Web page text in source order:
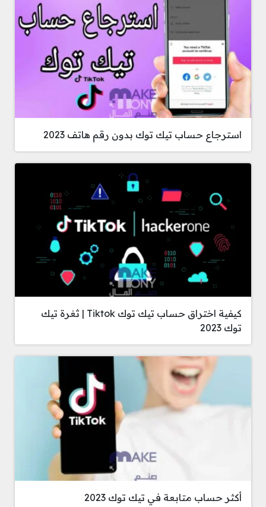
استرجاع حساب تيك توك بدون رقم هاتف 2023
كيفية اختراق حساب تيك توك Tiktok | ثغرة تيك
توك 2023
أكثر حساب متابعة في تيك توك 2023